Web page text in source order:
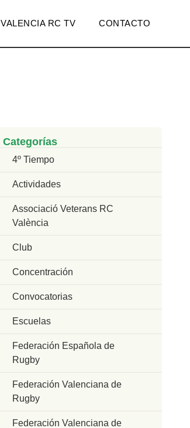
VALENCIA RC TV CONTACTO
Categorías
4º Tiempo
Actividades
Associació Veterans RC
València
Club
Concentración
Convocatorias
Escuelas
Federación Española de
Rugby
Federación Valenciana de
Rugby
Federación Valenciana de